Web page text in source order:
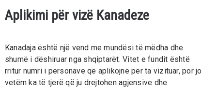
Aplikimi për vizë Kanadeze
Kanadaja është një vend me mundësi të mëdha dhe
shumë i dëshiruar nga shqiptarët. Vitet e fundit është
rritur numri i personave që aplikojnë për ta vizituar, por jo
vetëm ka të tjerë që ju drejtohen agjensive dhe